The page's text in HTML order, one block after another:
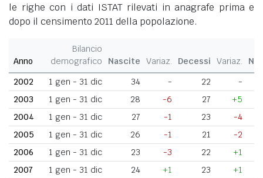
le righe con i dati ISTAT rilevati in anagrafe prima e
dopo il censimento 2011 della popolazione.
Anno
Bilancio
demografico
Nascite Variaz. Decessi Variaz.
2002
1 gen - 31 dic 34 - 22
-
2003
1 gen - 31 dic 28 -6 27
+5
2004
1 gen - 31 dic 27 -1 23
-4
2005
1 gen - 31 dic 26 -1 21
-2
2006
1 gen - 31 dic 23 -3 22
+1
2007
1 gen - 31 dic 24 +1 23
+1